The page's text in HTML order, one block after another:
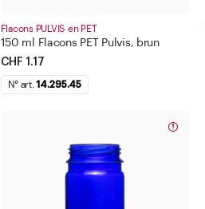
Flacons PULVIS en PET
150 ml Flacons PET Pulvis, brun
CHF 1.17
N° art.14.295.45